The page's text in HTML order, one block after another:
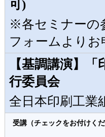
可)
※各セミナーの
フォームより
【基調講演】
行委員会
全日本印刷工業
受講（チェックをお付けく